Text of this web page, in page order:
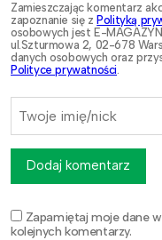
Zamieszczając komentarz
zapoznanie się z Polityką
osobowych jest E-
ul.Szturmowa 2, 02-678
danych osobowych oraz
Polityce prywatności.
Zapamiętaj moje dane
kolejnych komentarzy.
Dodaj komentarz